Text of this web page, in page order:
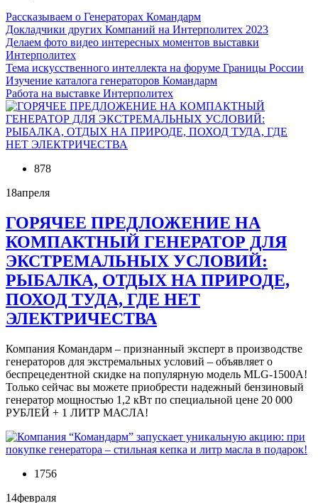
Рассказываем о Генераторах Командарм
Докладчики других Компаний на Интерполитех 2023
Делаем фото видео интересных моментов выставки
Интерполитех
Тема искусственного интеллекта на форуме Границы России
Изучение каталога генераторов Командарм
Работа на выставке Интерполитех
878
18апреля
ГОРЯЧЕЕ ПРЕДЛОЖЕНИЕ НА
КОМПАКТНЫЙ ГЕНЕРАТОР ДЛЯ
ЭКСТРЕМАЛЬНЫХ УСЛОВИЙ:
РЫБАЛКА, ОТДЫХ НА ПРИРОДЕ,
ПОХОД ТУДА, ГДЕ НЕТ
ЭЛЕКТРИЧЕСТВА
Компания Командарм – признанный эксперт в производстве
генераторов для экстремальных условий – объявляет о
беспрецедентной скидке на популярную модель MLG-1500A!
Только сейчас вы можете приобрести надежный бензиновый
генератор мощностью 1,2 кВт по специальной цене 20 000
РУБЛЕЙ + 1 ЛИТР МАСЛА!
1756
14февраля